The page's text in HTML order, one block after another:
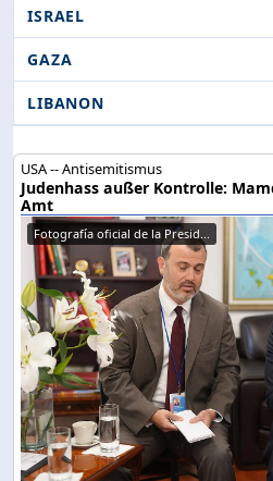
ISRAEL
GAZA
LIBANON
USA -- Antisemitismus
Judenhass außer Kontrolle:
Amt
Fotografía oficial de la Presid...